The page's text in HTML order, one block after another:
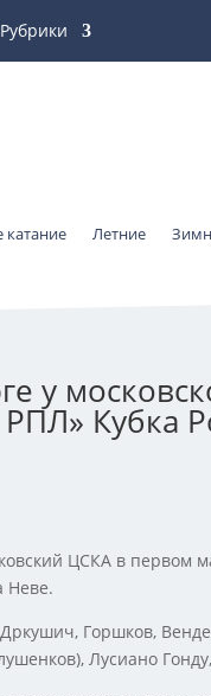
Рубрики
катание Летние
у
Кубка
ЦСКА в первом
Неве.
Горшков,
Лусиано